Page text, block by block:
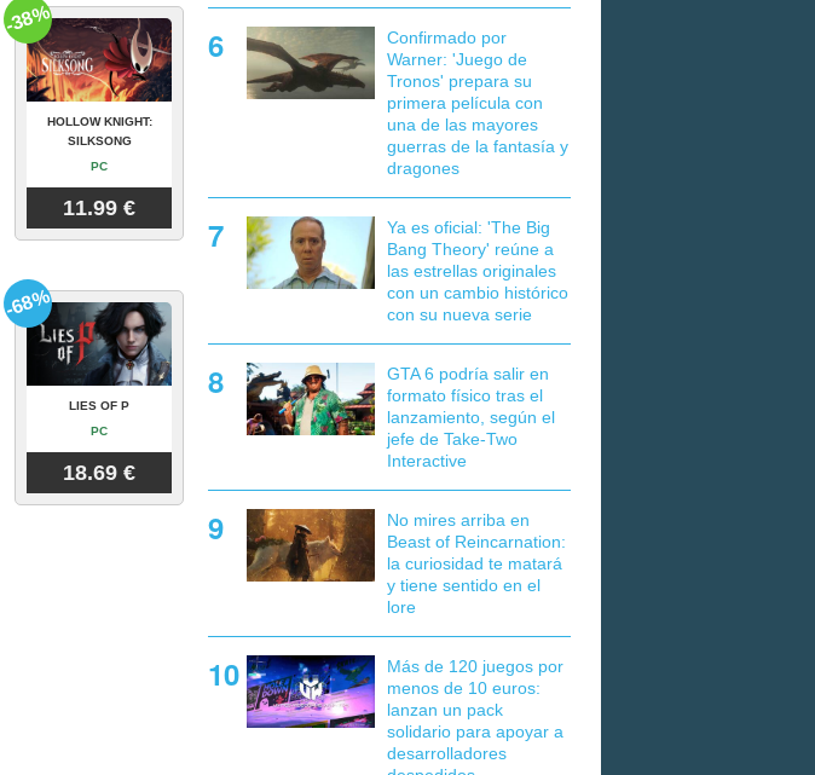
HOLLOW KNIGHT:
SILKSONG
PC
11.99 €
-38%
LIES OF P
PC
18.69 €
-68%
Confirmado por
Warner: 'Juego de
Tronos' prepara su
primera película con
una de las mayores
guerras de la fantasía y
dragones
Ya es oficial: 'The Big
Bang Theory' reúne a
las estrellas originales
con un cambio histórico
con su nueva serie
GTA 6 podría salir en
formato físico tras el
lanzamiento, según el
jefe de Take-Two
Interactive
No mires arriba en
Beast of Reincarnation:
la curiosidad te matará
y tiene sentido en el
lore
Más de 120 juegos por
menos de 10 euros:
lanzan un pack
solidario para apoyar a
desarrolladores